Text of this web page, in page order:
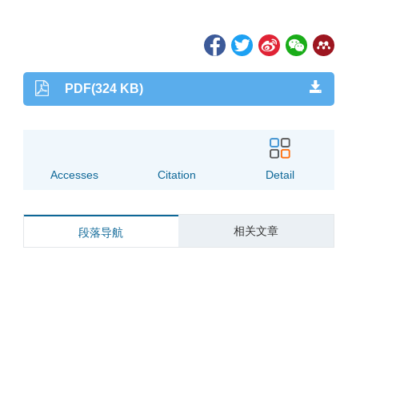
PDF(324 KB)
Accesses Citation Detail
段落导航 相关文章